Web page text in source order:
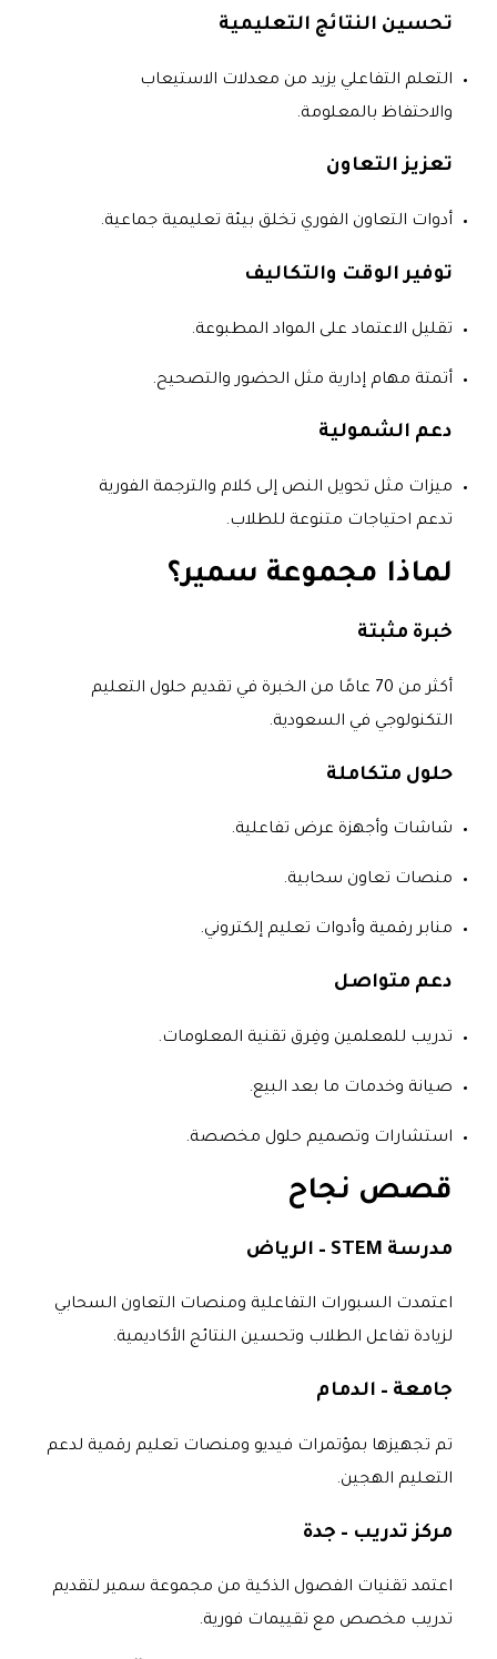
تحسين النتائج التعليمية
التعلم التفاعلي يزيد من معدلات الاستيعاب
والاحتفاظ بالمعلومة.
تعزيز التعاون
أدوات التعاون الفوري تخلق بيئة تعليمية جماعية.
توفير الوقت والتكاليف
تقليل الاعتماد على المواد المطبوعة.
أتمتة مهام إدارية مثل الحضور والتصحيح.
دعم الشمولية
ميزات مثل تحويل النص إلى كلام والترجمة الفورية
تدعم احتياجات متنوعة للطلاب.
لماذا مجموعة سمير؟
خبرة مثبتة
أكثر من 70 عامًا من الخبرة في تقديم حلول التعليم
التكنولوجي في السعودية.
حلول متكاملة
شاشات وأجهزة عرض تفاعلية.
منصات تعاون سحابية.
منابر رقمية وأدوات تعليم إلكتروني.
دعم متواصل
تدريب للمعلمين وفِرق تقنية المعلومات.
صيانة وخدمات ما بعد البيع.
استشارات وتصميم حلول مخصصة.
قصص نجاح
مدرسة STEM – الرياض
اعتمدت السبورات التفاعلية ومنصات التعاون السحابي
لزيادة تفاعل الطلاب وتحسين النتائج الأكاديمية.
جامعة – الدمام
تم تجهيزها بمؤتمرات فيديو ومنصات تعليم رقمية لدعم
التعليم الهجين.
مركز تدريب – جدة
اعتمد تقنيات الفصول الذكية من مجموعة سمير لتقديم
تدريب مخصص مع تقييمات فورية.